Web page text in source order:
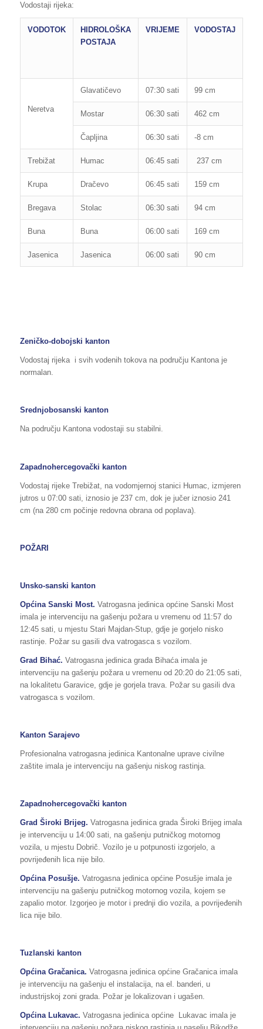
Vodostaji rijeka:
VODOTOK
HIDROLOŠKA
POSTAJA
VRIJEME VODOSTAJ
Neretva
Glavatičevo 07:30 sati 99 cm
Mostar 06:30 sati 462 cm
Čapljina 06:30 sati -8 cm
Trebižat Humac 06:45 sati 237 cm
Krupa Dračevo 06:45 sati 159 cm
Bregava Stolac 06:30 sati 94 cm
Buna Buna 06:00 sati 169 cm
Jasenica Jasenica 06:00 sati 90 cm
Zeničko-dobojski kanton
Vodostaj rijeka i svih vodenih tokova na području Kantona je
normalan.
Srednjobosanski kanton
Na području Kantona vodostaji su stabilni.
Zapadnohercegovački kanton
Vodostaj rijeke Trebižat, na vodomjernoj stanici Humac, izmjeren
jutros u 07:00 sati, iznosio je 237 cm, dok je jučer iznosio 241
cm (na 280 cm počinje redovna obrana od poplava).
POŽARI
Unsko-sanski kanton
Općina Sanski Most. Vatrogasna jedinica općine Sanski Most
imala je intervenciju na gašenju požara u vremenu od 11:57 do
12:45 sati, u mjestu Stari Majdan-Stup, gdje je gorjelo nisko
rastinje. Požar su gasili dva vatrogasca s vozilom.
Grad Bihać. Vatrogasna jedinica grada Bihaća imala je
intervenciju na gašenju požara u vremenu od 20:20 do 21:05 sati,
na lokalitetu Garavice, gdje je gorjela trava. Požar su gasili dva
vatrogasca s vozilom.
Kanton Sarajevo
Profesionalna vatrogasna jedinica Kantonalne uprave civilne
zaštite imala je intervenciju na gašenju niskog rastinja.
Zapadnohercegovački kanton
Grad Široki Brijeg. Vatrogasna jedinica grada Široki Brijeg imala
je intervenciju u 14:00 sati, na gašenju putničkog motornog
vozila, u mjestu Dobrič. Vozilo je u potpunosti izgorjelo, a
povrijeđenih lica nije bilo.
Općina Posušje. Vatrogasna jedinica općine Posušje imala je
intervenciju na gašenju putničkog motornog vozila, kojem se
zapalio motor. Izgorjeo je motor i prednji dio vozila, a povrijeđenih
lica nije bilo.
Tuzlanski kanton
Općina Gračanica. Vatrogasna jedinica općine Gračanica imala
je intervenciju na gašenju el instalacija, na el. banderi, u
industrijskoj zoni grada. Požar je lokalizovan i ugašen.
Općina Lukavac. Vatrogasna jedinica općine Lukavac imala je